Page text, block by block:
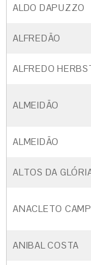
ALDO DAPUZZO
ALFREDÃO
ALFREDO
ALMEIDÃO
ALMEIDÃO
ALTOS DA
ANACLETO
ANIBAL COSTA